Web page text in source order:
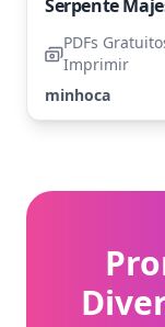
PDFs
Imprimir
minhoca